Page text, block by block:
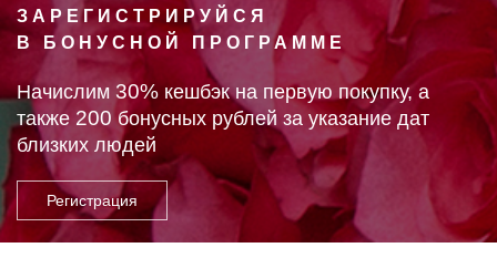
ЗАРЕГИСТРИРУЙСЯ
В БОНУСНОЙ ПРОГРАММЕ
Начислим 30% кешбэк на первую покупку, а
также 200 бонусных рублей за указание дат
близких людей